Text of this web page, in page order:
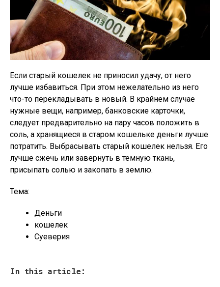
Если старый кошелек не приносил удачу, от него
лучше избавиться. При этом нежелательно из него
что-то перекладывать в новый. В крайнем случае
нужные вещи, например, банковские карточки,
следует предварительно на пару часов положить в
соль, а хранящиеся в старом кошельке деньги лучше
потратить. Выбрасывать старый кошелек нельзя. Его
лучше сжечь или завернуть в темную ткань,
присыпать солью и закопать в землю.
Тема:
Деньги
кошелек
Суеверия
In this article: